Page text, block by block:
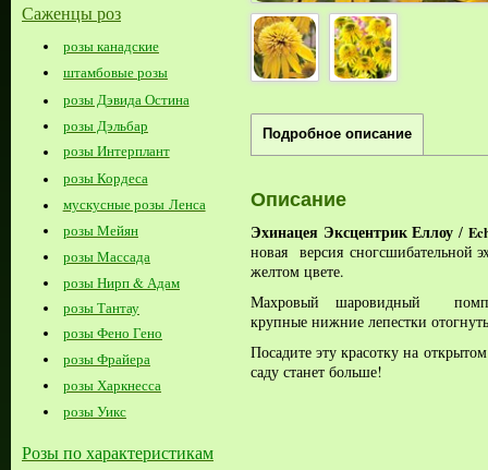
Саженцы роз
розы канадские
штамбовые розы
розы Дэвида Остина
розы Дэльбар
розы Интерплант
розы Кордеса
мускусные розы Ленса
розы Мейян
розы Массада
розы Нирп & Адам
розы Тантау
розы Фено Гено
розы Фрайера
розы Харкнесса
розы Уикс
Розы по характеристикам
Подробное описание
Описание
Эхинацея Эксцентрик Еллоу /
новая версия сногсшибательной
желтом цвете.
Махровый шаровидный
крупные нижние лепестки
Посадите эту красотку на
саду станет больше!